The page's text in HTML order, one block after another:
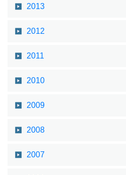
2013
2012
2011
2010
2009
2008
2007